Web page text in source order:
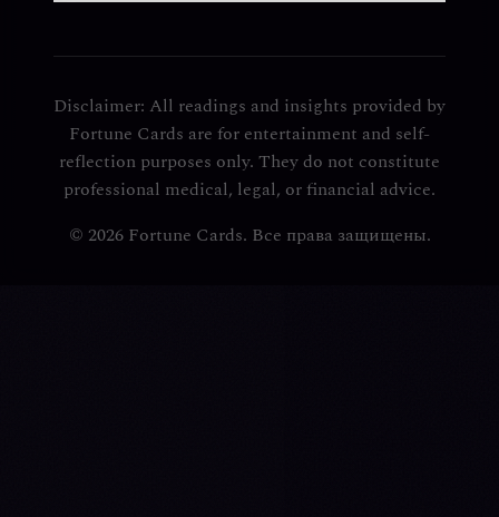
Disclaimer: All readings and insights provided by
Fortune Cards are for entertainment and self-
reflection purposes only. They do not constitute
professional medical, legal, or financial advice.
© 2026 Fortune Cards. Все права защищены.